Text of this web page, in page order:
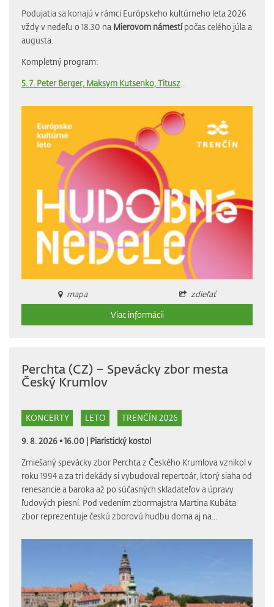
Podujatia sa konajú v rámci Európskeho kultúrneho leta 2026
vždy v nedeľu o 18.30 na Mierovom námestípočas celého júla a
augusta.
Kompletný program:
5. 7. Peter Berger, Maksym Kutsenko, Titusz
mapa
zdieľať
Viac informácii
Perchta (CZ) – Spevácky zbor mesta
Český Krumlov
KONCERTY LETO TRENČÍN 2026
9. 8. 2026 • 16.00 | Piaristický kostol
Zmiešaný spevácky zbor Perchta z Českého Krumlova vznikol v
roku 1994 a za tri dekády si vybudoval repertoár, ktorý siaha od
renesancie a baroka až po súčasných skladateľov a úpravy
ľudových piesní. Pod vedením zbormajstra Martina Kubáta
zbor reprezentuje českú zborovú hudbu doma aj na...